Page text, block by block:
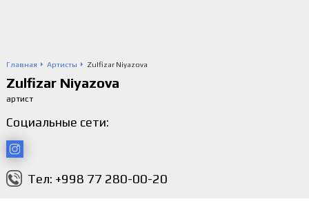
Главная Артисты Zulfizar Niyazova
Zulfizar Niyazova
артист
Социальные сети:
Тел: +998 77 280-00-20